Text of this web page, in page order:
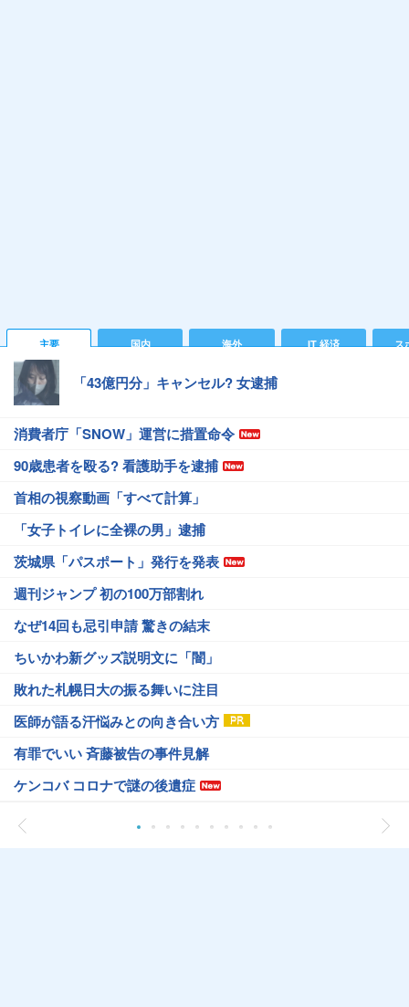
主要 国内 海外 IT 経済 ス
「43億円分」キャンセル? 女逮捕
消費者庁「SNOW」運営に措置命令
90歳患者を殴る? 看護助手を逮捕
首相の視察動画「すべて計算」
「女子トイレに全裸の男」逮捕
茨城県「パスポート」発行を発表
週刊ジャンプ 初の100万部割れ
なぜ14回も忌引申請 驚きの結末
ちいかわ新グッズ説明文に「闇」
敗れた札幌日大の振る舞いに注目
医師が語る汗悩みとの向き合い方
有罪でいい 斉藤被告の事件見解
ケンコバ コロナで謎の後遺症